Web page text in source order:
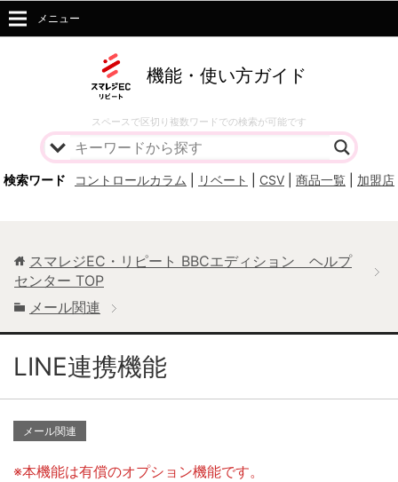
機能・使い方ガイド
スペースで区切り複数ワードでの検索が可能です
検索ワード コントロールカラム リベート CSV 商品一覧 加盟店
メニュー
スマレジEC・リピート BBCエディション ヘルプ
センター TOP
メール関連
LINE連携機能
メール関連
※本機能は有償のオプション機能です。